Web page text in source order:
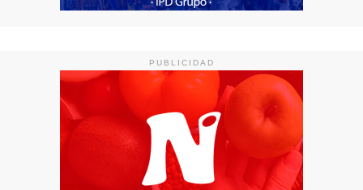
PUBLICIDAD